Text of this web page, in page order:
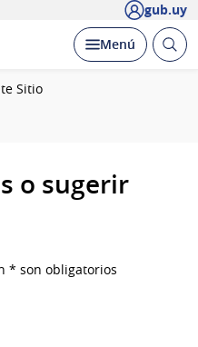
gub.uy
Desplegar
Menú Abrir
Sitio
o sugerir
* son obligatorios